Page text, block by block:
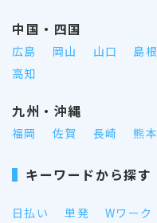
中国・四国
広島 岡山 山口 島根
高知
九州・沖縄
福岡 佐賀 長崎 熊本
キーワードから探す
日払い 単発 Wワーク